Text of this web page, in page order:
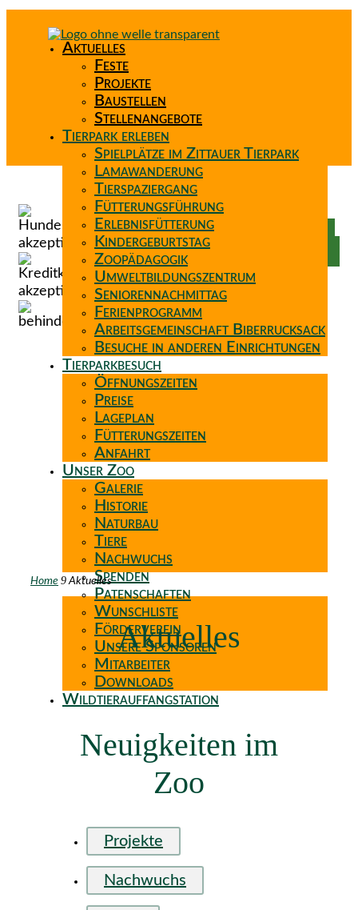
Aktuelles
Feste
Projekte
Baustellen
Stellenangebote
Tierpark erleben
Spielplätze im Zittauer Tierpark
Lamawanderung
Tierspaziergang
Fütterungsführung
Erlebnisfütterung
Kindergeburtstag
Zoopädagogik
Umweltbildungszentrum
Seniorennachmittag
Ferienprogramm
Arbeitsgemeinschaft Biberrucksack
Besuche in anderen Einrichtungen
Tierparkbesuch
Öffnungszeiten
Preise
Lageplan
Fütterungszeiten
Anfahrt
Unser Zoo
Galerie
Historie
Naturbau
Tiere
Nachwuchs
Spenden
Patenschaften
Wunschliste
Förderverein
Unsere Sponsoren
Mitarbeiter
Downloads
Wildtierauffangstation
Home 9 Aktuelles
Aktuelles
Neuigkeiten im
Zoo
Projekte
Nachwuchs